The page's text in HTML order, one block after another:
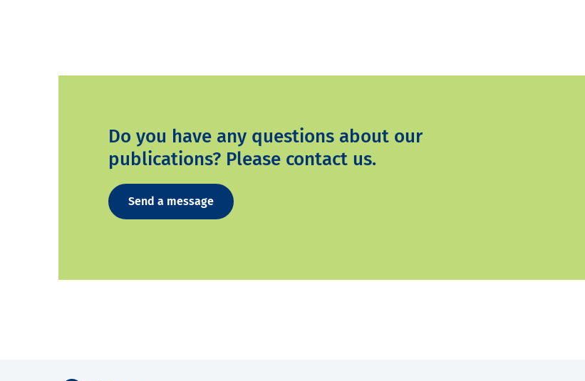
Do you have any questions about our
publications? Please contact us.
Send a message